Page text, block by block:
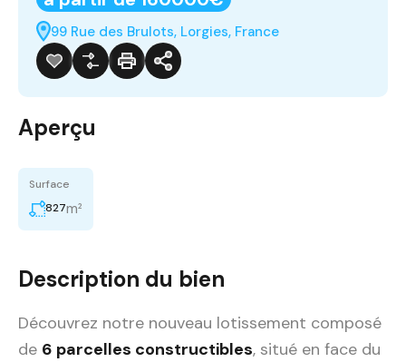
99 Rue des Brulots, Lorgies, France
Aperçu
Surface
827m²
Description du bien
Découvrez notre nouveau lotissement composé
de 6 parcelles constructibles, situé en face du